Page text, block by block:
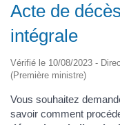
Acte de
intégrale
Vérifié le 10/08/2023 -
(Première ministre)
Vous souhaitez
savoir comment